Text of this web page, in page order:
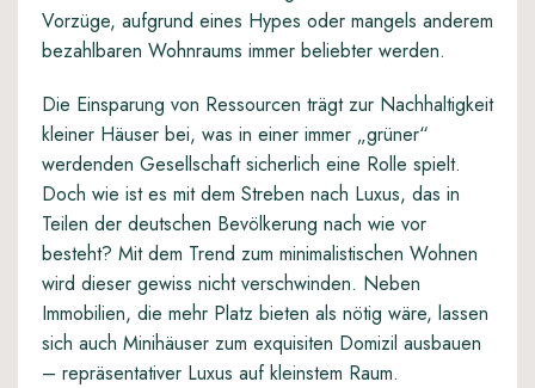
Vorzüge, aufgrund eines Hypes oder mangels anderem
bezahlbaren Wohnraums immer beliebter werden.
Die Einsparung von Ressourcen trägt zur Nachhaltigkeit
kleiner Häuser bei, was in einer immer „grüner“
werdenden Gesellschaft sicherlich eine Rolle spielt.
Doch wie ist es mit dem Streben nach Luxus, das in
Teilen der deutschen Bevölkerung nach wie vor
besteht? Mit dem Trend zum minimalistischen Wohnen
wird dieser gewiss nicht verschwinden. Neben
Immobilien, die mehr Platz bieten als nötig wäre, lassen
sich auch Minihäuser zum exquisiten Domizil ausbauen
– repräsentativer Luxus auf kleinstem Raum.